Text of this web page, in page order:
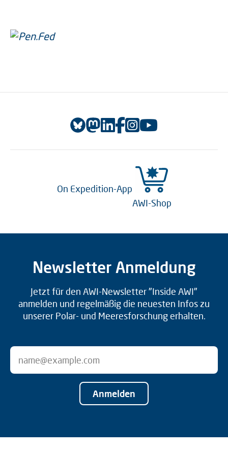
On Expedition-App
AWI-Shop
Newsletter Anmeldung
Jetzt für den AWI-Newsletter "Inside AWI"
anmelden und regelmäßig die neuesten Infos zu
unserer Polar- und Meeresforschung erhalten.
Anmelden